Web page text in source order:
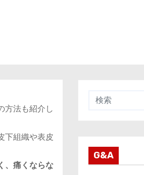
方法も紹介し
下組織や表皮
、痛くならな
G&A